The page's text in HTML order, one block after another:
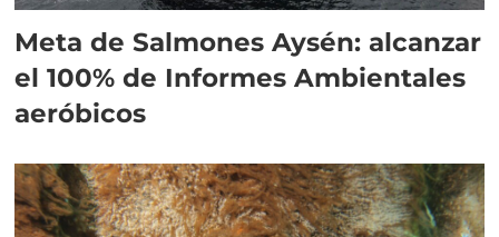
Meta de Salmones Aysén: alcanzar
el 100% de Informes Ambientales
aeróbicos